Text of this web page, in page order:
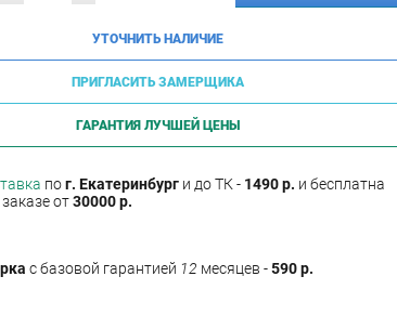
УТОЧНИТЬ НАЛИЧИЕ
ПРИГЛАСИТЬ ЗАМЕРЩИКА
ГАРАНТИЯ ЛУЧШЕЙ ЦЕНЫ
пог. Екатеринбург и до ТК - 1490 р. и бесплатна
от30000 р.
с базовой гарантией 12 месяцев -590 р.